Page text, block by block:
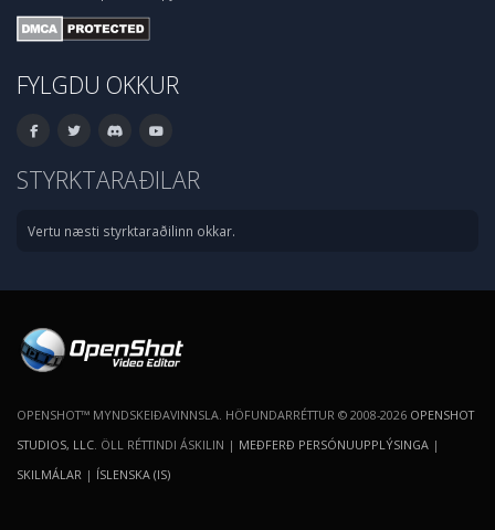
FYLGDU OKKUR
STYRKTARAÐILAR
Vertu næsti styrktaraðilinn okkar.
OPENSHOT™ MYNDSKEIÐAVINNSLA. HÖFUNDARRÉTTUR © 2008-2026 OPENSHOT
STUDIOS, LLC . ÖLL RÉTTINDI ÁSKILIN | MEÐFERÐ PERSÓNUUPPLÝSINGA |
SKILMÁLAR | ÍSLENSKA (IS)